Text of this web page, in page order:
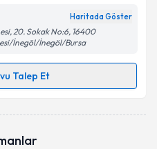
ilişkinAydınlatma
verilerimin belirtilen
kabul ediyorum.
Haritada Göster
20. Sokak No:6, 16400
İnegöl/İnegöl/Bursa
Talep Et
randevu almanız için bir